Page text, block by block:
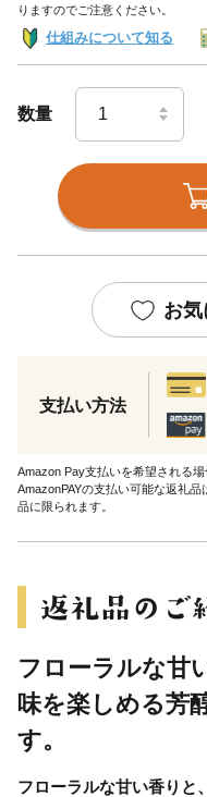
りますのでご注意ください。
仕組みについて知る
数量
お
支払い方法
Amazon Pay支払いを希望される
AmazonPAYの支払い可能な返礼
品に限られます。
フローラルな甘
味を楽しめる芳
す。
フローラルな甘い香りと